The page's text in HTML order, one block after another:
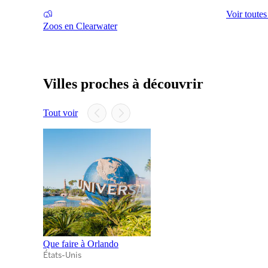
Zoos en Clearwater
Voir
Villes proches à découvrir
Tout voir
Que faire à Orlando
États-Unis